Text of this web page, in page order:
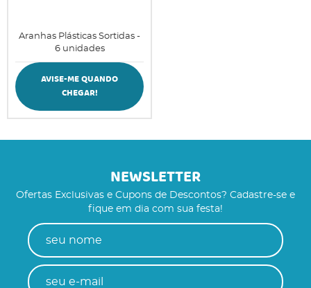
Aranhas Plásticas Sortidas -
6 unidades
AVISE-ME QUANDO
CHEGAR!
NEWSLETTER
Ofertas Exclusivas e Cupons de Descontos? Cadastre-se e
fique em dia com sua festa!